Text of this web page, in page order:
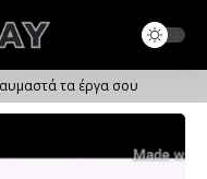
τα έργα σου